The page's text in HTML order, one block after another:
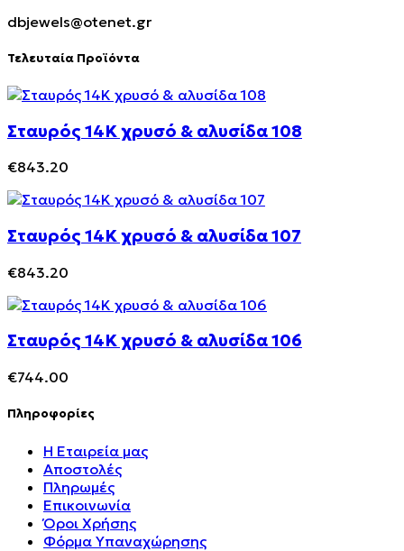
dbjewels@otenet.gr
Τελευταία Προϊόντα
Σταυρός 14Κ χρυσό & αλυσίδα 108
€843.20
Σταυρός 14Κ χρυσό & αλυσίδα 107
€843.20
Σταυρός 14Κ χρυσό & αλυσίδα 106
€744.00
Πληροφορίες
Η Εταιρεία μας
Αποστολές
Πληρωμές
Επικοινωνία
Όροι Χρήσης
Φόρμα Υπαναχώρησης